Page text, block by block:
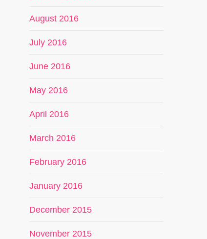
August 2016
July 2016
June 2016
May 2016
April 2016
March 2016
February 2016
January 2016
December 2015
November 2015